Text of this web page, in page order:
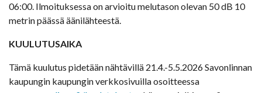
06:00. Ilmoituksessa on arvioitu melutason olevan 50 dB 10
metrin päässä äänilähteestä.
KUULUTUSAIKA
Tämä kuulutus pidetään nähtävillä 21.4.-5.5.2026 Savonlinnan
kaupungin kaupungin verkkosivuilla osoitteessa